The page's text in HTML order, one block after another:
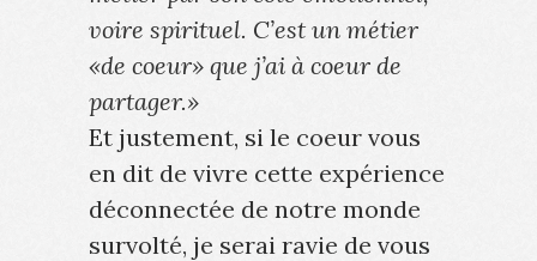
voire spirituel. C’est un métier
«de coeur» que j’ai à coeur de
partager.»
Et justement, si le coeur vous
en dit de vivre cette expérience
déconnectée de notre monde
survolté, je serai ravie de vous